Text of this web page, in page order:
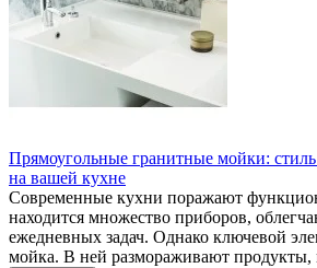
Прямоугольные гранитные мойки:
на вашей кухне
Современные кухни поражают
находится множество приборов,
ежедневных задач. Однако ключевой
мойка. В ней размораживают продукты,